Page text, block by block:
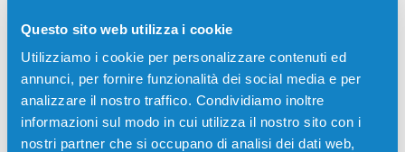
Questo sito web utilizza i cookie
Utilizziamo i cookie per personalizzare contenuti ed
annunci, per fornire funzionalità dei social media e per
analizzare il nostro traffico. Condividiamo inoltre
informazioni sul modo in cui utilizza il nostro sito con i
nostri partner che si occupano di analisi dei dati web,
6000 pagine per Stampanti: Utax 355CI, Triumph-Adler
355CI, Triumph-Adler 356CI, Utax 356CI
39,00€